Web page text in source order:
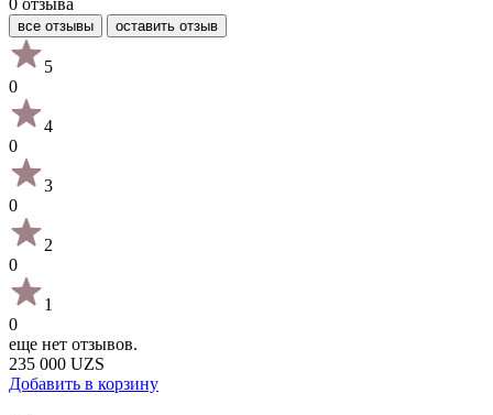
0 отзыва
все отзывы оставить отзыв
5
0
4
0
3
0
2
0
1
0
еще нет отзывов.
235 000 UZS
Добавить в корзину